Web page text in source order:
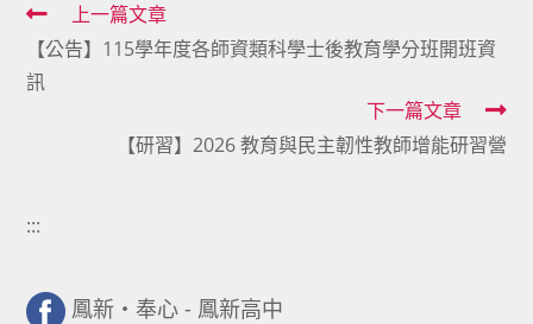
Read
more
articles
上一篇文章
【公告】115學年度各師資類科學士後教育學分班開班資
訊
下一篇文章
【研習】2026 教育與民主韌性教師增能研習營
:::
鳳新・奉心 - 鳳新高中